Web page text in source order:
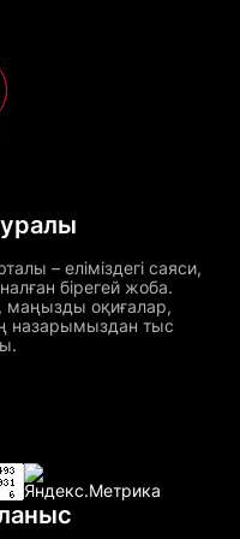
– еліміздегі саяси,
бірегей жоба.
маңызды оқиғалар,
назарымыздан тыс